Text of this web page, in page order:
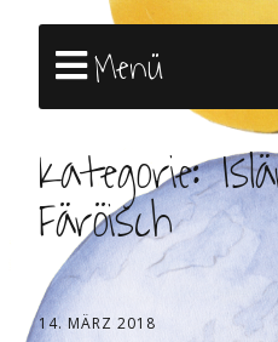
Menü
Kategorie:
Färöisch
14. MÄRZ 2018